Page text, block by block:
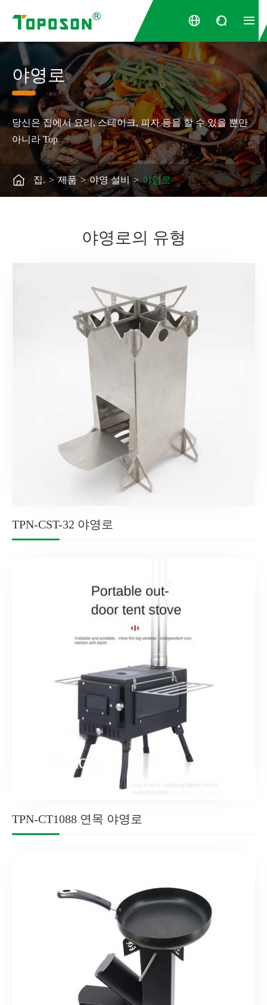
  
야영로
당신은 집에서 요리, 스테이크, 피자 등을 할 수 있을 뿐만
아니라 Top
 집. 제품 야영 설비 야영로
야영로의 유형
TPN-CST-32 야영로
TPN-CT1088 연목 야영로